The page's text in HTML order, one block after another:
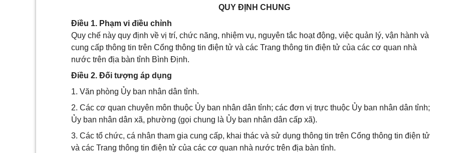
QUY ĐỊNH CHUNG
Điều 1. Phạm vi điều chỉnh
Quy chế này quy định về vị trí, chức năng, nhiệm vụ, nguyên tắc hoạt động, việc quản lý, vận hành và
cung cấp thông tin trên Cổng thông tin điện tử và các Trang thông tin điện tử của các cơ quan nhà
nước trên địa bàn tỉnh Bình Định.
Điều 2. Đối tượng áp dụng
1. Văn phòng Ủy ban nhân dân tỉnh.
2. Các cơ quan chuyên môn thuộc Ủy ban nhân dân tỉnh; các đơn vị trực thuộc Ủy ban nhân dân tỉnh;
Ủy ban nhân dân xã, phường (gọi chung là Ủy ban nhân dân cấp xã).
3. Các tổ chức, cá nhân tham gia cung cấp, khai thác và sử dụng thông tin trên Cổng thông tin điện tử
và các Trang thông tin điện tử của các cơ quan nhà nước trên địa bàn tỉnh.